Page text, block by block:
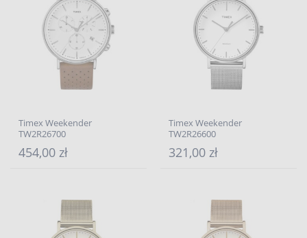
Timex Weekender
TW2R26700
454,00 zł
Timex Weekender
TW2R26600
321,00 zł